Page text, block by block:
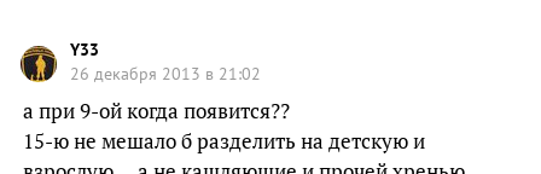
Y33
26 декабря 2013 в 21:02
а при 9-ой когда появится??
15-ю не мешало б разделить на детскую и